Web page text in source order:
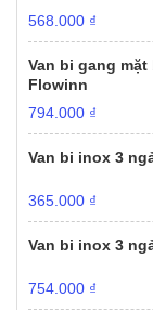
568.000 ₫
Van bi gang
Flowinn
794.000 ₫
Van bi inox 3
365.000 ₫
Van bi inox 3
754.000 ₫